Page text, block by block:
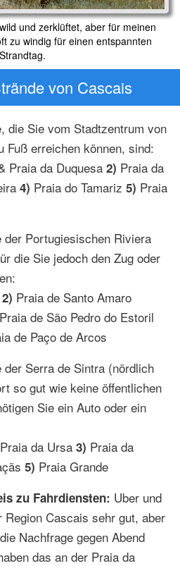
und zerklüftet, aber für meinen
zu windig für einen entspannten
Strandtag.
von Cascais
die Sie vom Stadtzentrum von
Fuß erreichen können, sind:
Praia da Duquesa 2) Praia da
4) Praia do Tamariz 5) Praia
der Portugiesischen Riviera
die Sie jedoch den Zug oder
2) Praia de Santo Amaro
Praia de São Pedro do Estoril
de Paço de Arcos
Serra de Sintra (nördlich
so gut wie keine öffentlichen
Sie ein Auto oder ein
Praia da Ursa 3) Praia da
5) Praia Grande
zu Fahrdiensten: Uber und
Cascais sehr gut, aber
Nachfrage gegen Abend
das an der Praia da